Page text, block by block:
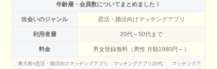
年齢層・会員数についてまとめました！
出会いのジャンル 恋活・婚活向けマッチングアプリ
利用者層 20代～50代まで
料金 男女登録無料（男性 月額1980円～）
東大島×恋活・婚活向けマッチングアプリ マッチングアプリ20代
マッチングア